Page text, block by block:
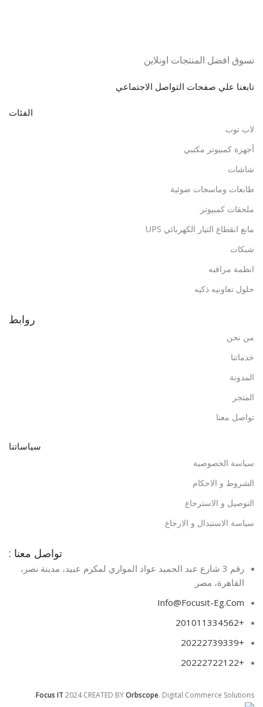
تسوق افضل المنتجات اونلاين
تابعنا علي صفحات التواصل الاجتماعي
الفئات
لاب توب
أجهزة كمبيوتر مكتبي
شاشات
طابعات وماسحات ضوئية
ملحقات كمبيوتر
مانع انقطاع التيار الكهربائي UPS
شبكات
انظمة مراقبه
حلول تعاونيه ذكيه
روابط
من نحن
خدماتنا
المدونة
المتجر
تواصل معنا
سياساتنا
سياسة الخصوصية
الشروط و الاحكام
التوصيل و الاسترجاع
سياسة الاستبدال و الارجاع
تواصل معنا :
رقم 3 شارع عبد الحميد عواد الموازي لمكرم عبيد، مدينة نصر،
القاهرة، مصر​
Info@Focusit-Eg.Com
+201011334562
+20222739339
+20222722122
Focus IT 2024 CREATED BYOrbscope. Digital Commerce Solutions.